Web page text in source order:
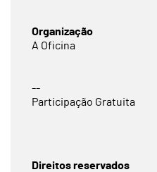
Organização
A Oficina
--
Participação Gratuita
Direitos reservados